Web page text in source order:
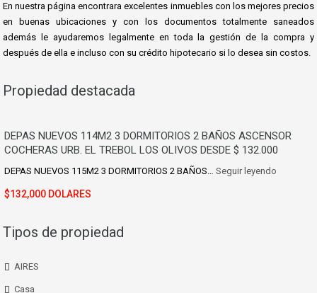
En nuestra página encontrara excelentes inmuebles con los mejores precios
en buenas ubicaciones y con los documentos totalmente saneados
además le ayudaremos legalmente en toda la gestión de la compra y
después de ella e incluso con su crédito hipotecario si lo desea sin costos.
Propiedad destacada
DEPAS NUEVOS 114M2 3 DORMITORIOS 2 BAÑOS ASCENSOR
COCHERAS URB. EL TREBOL LOS OLIVOS DESDE $ 132.000
DEPAS NUEVOS 115M2 3 DORMITORIOS 2 BAÑOS… Seguir leyendo
$132,000 DOLARES
Tipos de propiedad
AIRES
Casa